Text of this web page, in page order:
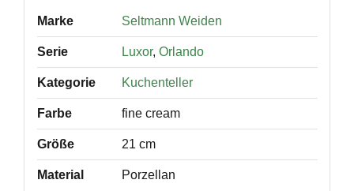
Marke Seltmann Weiden
Serie Luxor, Orlando
Kategorie Kuchenteller
Farbe fine cream
Größe 21 cm
Material Porzellan